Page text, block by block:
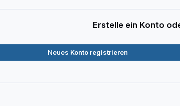
Erstelle ein Konto
Neues Konto registrieren